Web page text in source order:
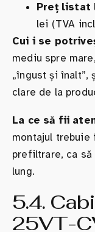
Preț listat
lei (TVA
Cui i se
mediu spre
„îngust și
clare de la
La ce să fii
montajul trebuie
prefiltrare, ca
lung.
5.4.
25VT-